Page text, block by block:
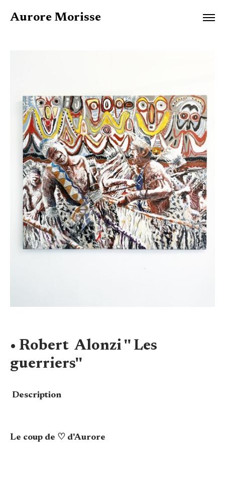
Aurore Morisse
• Robert Alonzi '' Les
guerriers''
Description
Le coup de ♡ d'Aurore